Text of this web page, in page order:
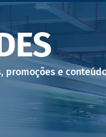
promoções e